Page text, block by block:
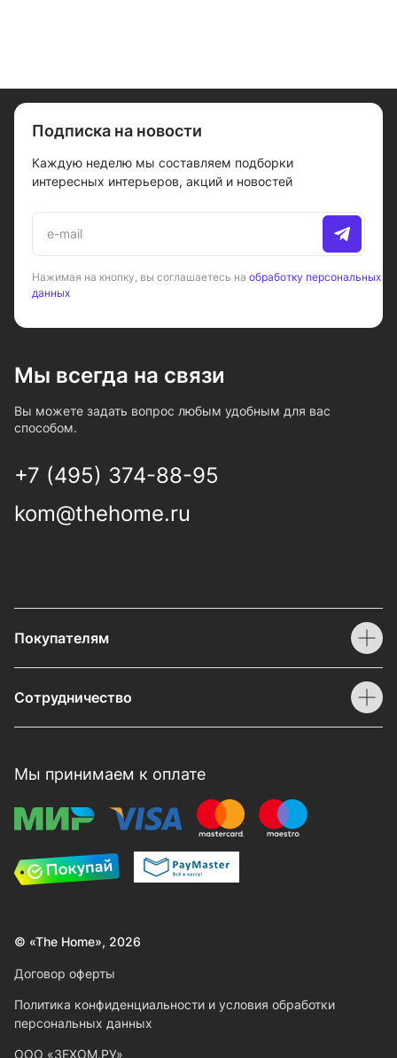
Подписка на новости
Каждую неделю мы составляем подборки
интересных интерьеров, акций и новостей
Нажимая на кнопку, вы соглашаетесь на обработку персональных
данных
Мы всегда на связи
Вы можете задать вопрос любым удобным для вас
способом.
+7 (495) 374-88-95
kom@thehome.ru
Покупателям
Сотрудничество
Мы принимаем к оплате
© «The Home», 2026
Договор оферты
Политика конфиденциальности и условия обработки
персональных данных
ООО «ЗЕХОМ.РУ»